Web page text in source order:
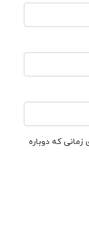
زمانی که دوباره